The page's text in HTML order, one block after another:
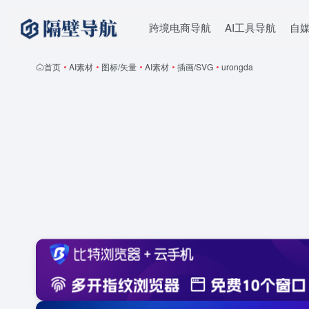
跨境电商导航 AI工具导航 自
首页 • AI素材 • 图标/矢量 • AI素材 • 插画/SVG • urongda